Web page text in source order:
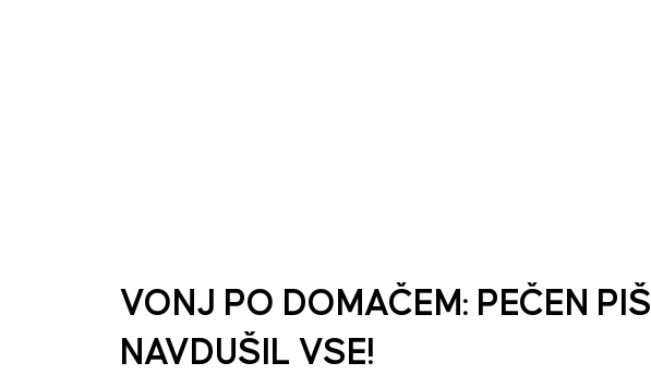
VONJ PO DOMAČEM: PEČEN
NAVDUŠIL VSE!